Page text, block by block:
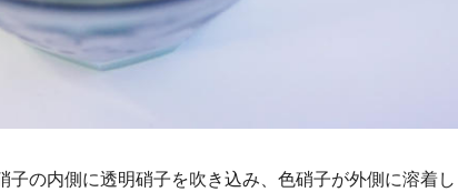
子の内側に透明硝子を吹き込み、色硝子が外側に溶着し